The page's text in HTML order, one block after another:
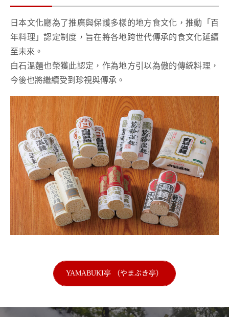
日本文化廳為了推廣與保護多樣的地方食文化，推動「百
年料理」認定制度，旨在將各地跨世代傳承的食文化延續
至未來。
白石溫麵也榮獲此認定，作為地方引以為傲的傳統料理，
今後也將繼續受到珍視與傳承。
YAMABUKI亭 （やまぶき亭）